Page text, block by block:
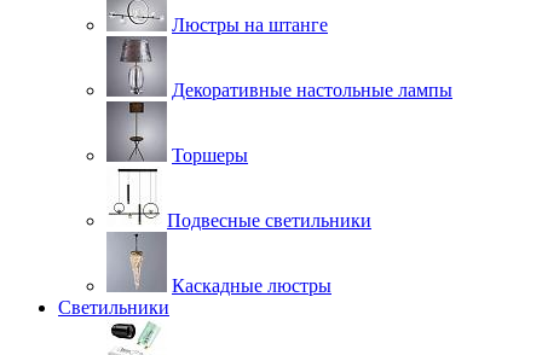
Люстры на штанге
Декоративные настольные лампы
Торшеры
Подвесные светильники
Каскадные люстры
Светильники